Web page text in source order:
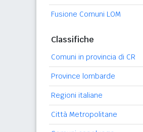
Fusione Comuni LOM
Classifiche
Comuni in provincia di CR
Province lombarde
Regioni italiane
Città Metropolitane